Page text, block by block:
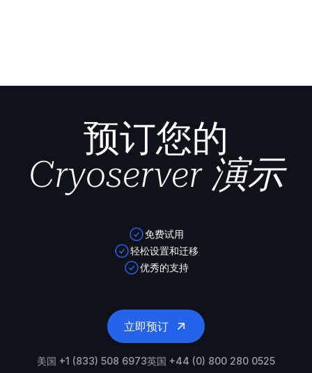
预订您的
Cryoserver 演示
免费试用
轻松设置和迁移
优秀的支持
立即预订
美国 +1 (833) 508 6973英国 +44 (0) 800 280 0525